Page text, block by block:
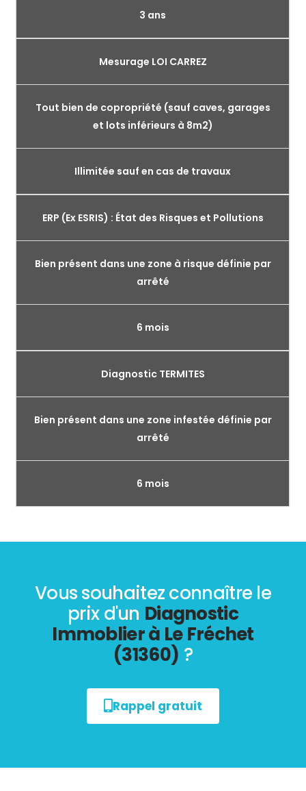
3 ans
Mesurage LOI CARREZ
Tout bien de copropriété (sauf caves, garages
et lots inférieurs à 8m2)
Illimitée sauf en cas de travaux
ERP (Ex ESRIS) : État des Risques et Pollutions
Bien présent dans une zone à risque définie par
arrêté
6 mois
Diagnostic TERMITES
Bien présent dans une zone infestée définie par
arrêté
6 mois
Vous souhaitez connaître le
prix d'un Diagnostic
Immoblier à Le Fréchet
(31360) ?
Rappel gratuit